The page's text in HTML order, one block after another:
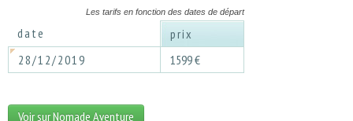
Les tarifs en fonction des dates de départ
date
prix
28/12/2019
1599 €
Voir sur Nomade Aventure